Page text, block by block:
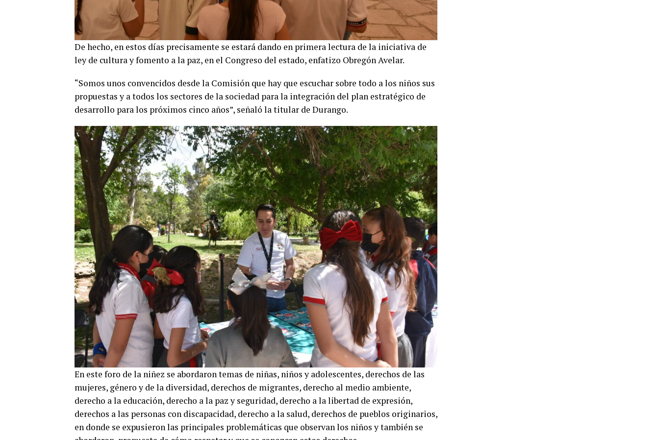
De hecho, en estos días precisamente se estará dando en primera lectura de la iniciativa de
ley de cultura y fomento a la paz, en el Congreso del estado, enfatizo Obregón Avelar.
“Somos unos convencidos desde la Comisión que hay que escuchar sobre todo a los niños sus
propuestas y a todos los sectores de la sociedad para la integración del plan estratégico de
desarrollo para los próximos cinco años”, señaló la titular de Durango.
En este foro de la niñez se abordaron temas de niñas, niños y adolescentes, derechos de las
mujeres, género y de la diversidad, derechos de migrantes, derecho al medio ambiente,
derecho a la educación, derecho a la paz y seguridad, derecho a la libertad de expresión,
derechos a las personas con discapacidad, derecho a la salud, derechos de pueblos originarios,
en donde se expusieron las principales problemáticas que observan los niños y también se